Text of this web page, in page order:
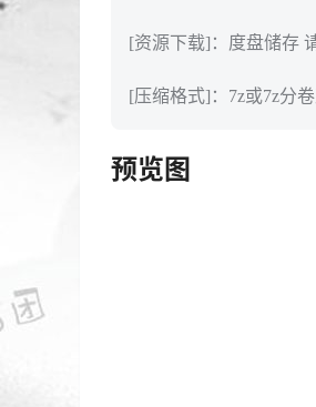
[资源下载]：度盘储存
[压缩格式]：7z或7z分
预览图